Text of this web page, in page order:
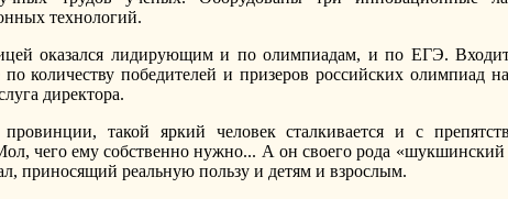
технологий.
оказался лидирующим и по олимпиадам, и по ЕГЭ.
количеству победителей и призеров российских олимпиад
директора.
такой яркий человек сталкивается и с
чего ему собственно нужно... А он своего рода
приносящий реальную пользу и детям и взрослым.